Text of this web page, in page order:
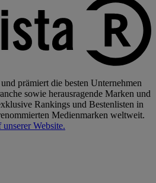
prämiert die besten Unternehmen
sowie herausragende Marken und
Rankings und Bestenlisten in
Medienmarken weltweit.
Website.